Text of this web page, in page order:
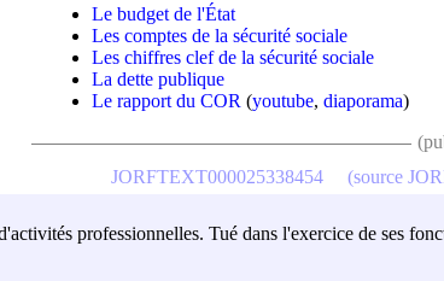
Le budget de l'État
Les comptes de la sécurité sociale
Les chiffres clef de la sécurité sociale
La dette publique
Le rapport du COR (youtube, diaporama)
professionnelles. Tué dans l'exercice de ses
JORFTEXT000025338454 (source